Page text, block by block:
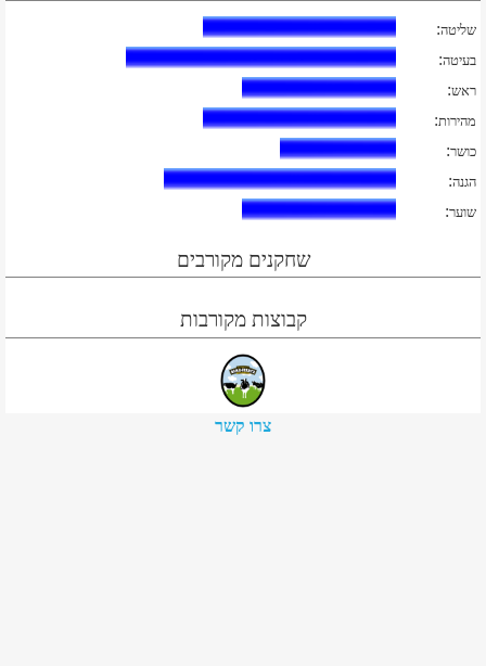
שליטה:
בעיטה:
ראש:
מהירות:
כושר:
הגנה:
שוער:
שחקנים מקורבים
קבוצות מקורבות
צרו קשר